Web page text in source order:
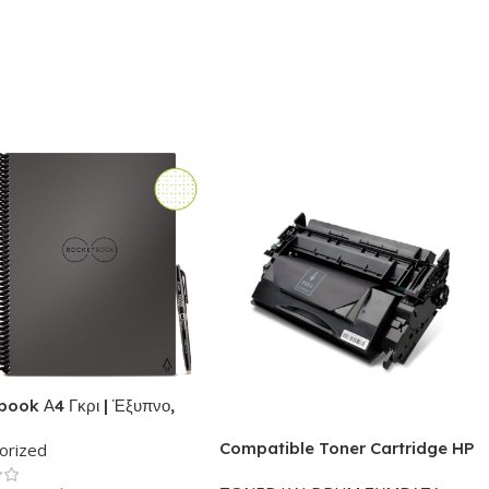
Α4 Γκρι | Έξυπνο,
τετράδιο-
| Το σετ
Compatible Toner Cartridge HP